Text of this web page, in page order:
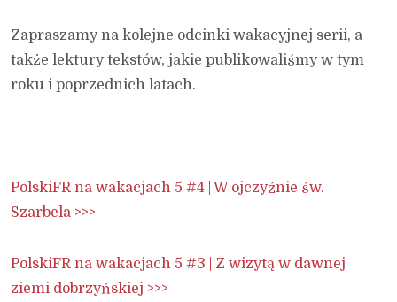
Zapraszamy na kolejne odcinki wakacyjnej serii, a
także lektury tekstów, jakie publikowaliśmy w tym
roku i poprzednich latach.
PolskiFR na wakacjach 5 #4 | W ojczyźnie św.
Szarbela >>>
PolskiFR na wakacjach 5 #3 | Z wizytą w dawnej
ziemi dobrzyńskiej >>>